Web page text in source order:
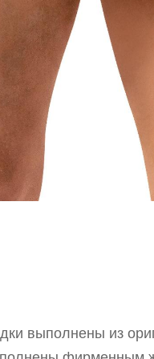
выполнены из